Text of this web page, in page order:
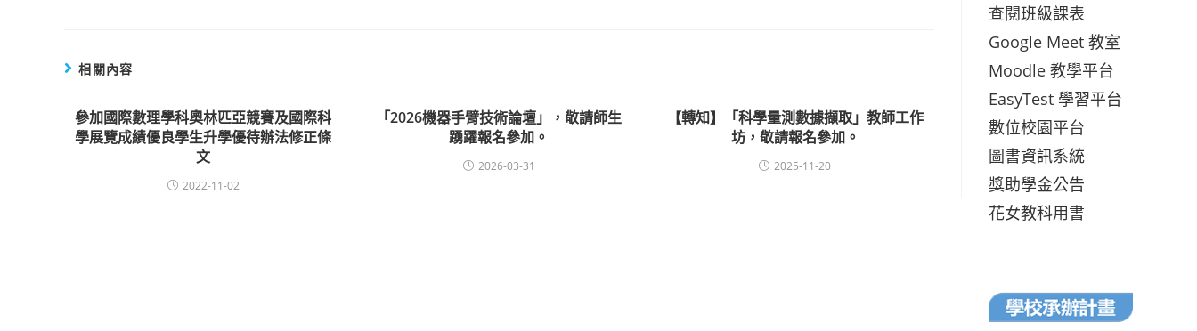
相關內容
參加國際數理學科奧林匹亞競賽及國際科
學展覽成績優良學生升學優待辦法修正條
文
2022-11-02
「2026機器手臂技術論壇」，敬請師生
踴躍報名參加。
2026-03-31
【轉知】「科學量測數據擷取」教師工作
坊，敬請報名參加。
2025-11-20
查閱班級課表
Google Meet 教室
Moodle 教學平台
EasyTest 學習平台
數位校園平台
圖書資訊系統
獎助學金公告
花女教科用書